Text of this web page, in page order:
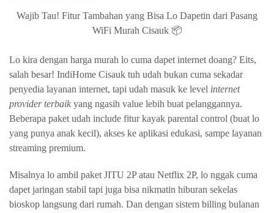
Wajib Tau! Fitur Tambahan yang Bisa Lo Dapetin dari Pasang
WiFi Murah Cisauk 📦
Lo kira dengan harga murah lo cuma dapet internet doang? Eits,
salah besar! IndiHome Cisauk tuh udah bukan cuma sekadar
penyedia layanan internet, tapi udah masuk ke level internet
provider terbaik yang ngasih value lebih buat pelanggannya.
Beberapa paket udah include fitur kayak parental control (buat lo
yang punya anak kecil), akses ke aplikasi edukasi, sampe layanan
streaming premium.
Misalnya lo ambil paket JITU 2P atau Netflix 2P, lo nggak cuma
dapet jaringan stabil tapi juga bisa nikmatin hiburan sekelas
bioskop langsung dari rumah. Dan dengan sistem billing bulanan